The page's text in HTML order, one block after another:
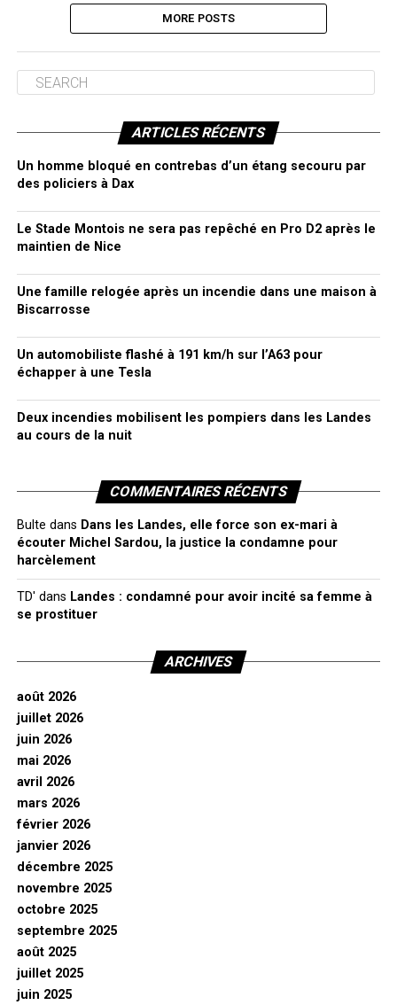
MORE POSTS
ARTICLES RÉCENTS
Un homme bloqué en contrebas d’un étang secouru par
des policiers à Dax
Le Stade Montois ne sera pas repêché en Pro D2 après le
maintien de Nice
Une famille relogée après un incendie dans une maison à
Biscarrosse
Un automobiliste flashé à 191 km/h sur l’A63 pour
échapper à une Tesla
Deux incendies mobilisent les pompiers dans les Landes
au cours de la nuit
COMMENTAIRES RÉCENTS
Bulte dans Dans les Landes, elle force son ex-mari à
écouter Michel Sardou, la justice la condamne pour
harcèlement
TD' dans Landes : condamné pour avoir incité sa femme à
se prostituer
ARCHIVES
août 2026
juillet 2026
juin 2026
mai 2026
avril 2026
mars 2026
février 2026
janvier 2026
décembre 2025
novembre 2025
octobre 2025
septembre 2025
août 2025
juillet 2025
juin 2025